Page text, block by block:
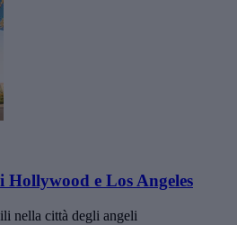
e Los Angeles
nella città degli angeli